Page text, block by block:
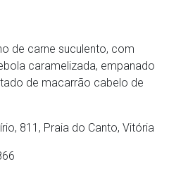
de carne suculento, com
caramelizada, empanado
de macarrão cabelo de
811, Praia do Canto, Vitória